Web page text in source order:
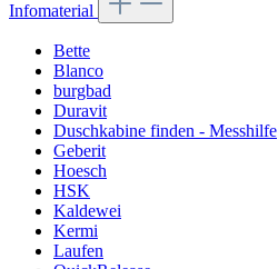
Infomaterial
Bette
Blanco
burgbad
Duravit
Duschkabine finden - Messhilfe
Geberit
Hoesch
HSK
Kaldewei
Kermi
Laufen